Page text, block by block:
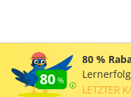
80
80 %
LETZTER